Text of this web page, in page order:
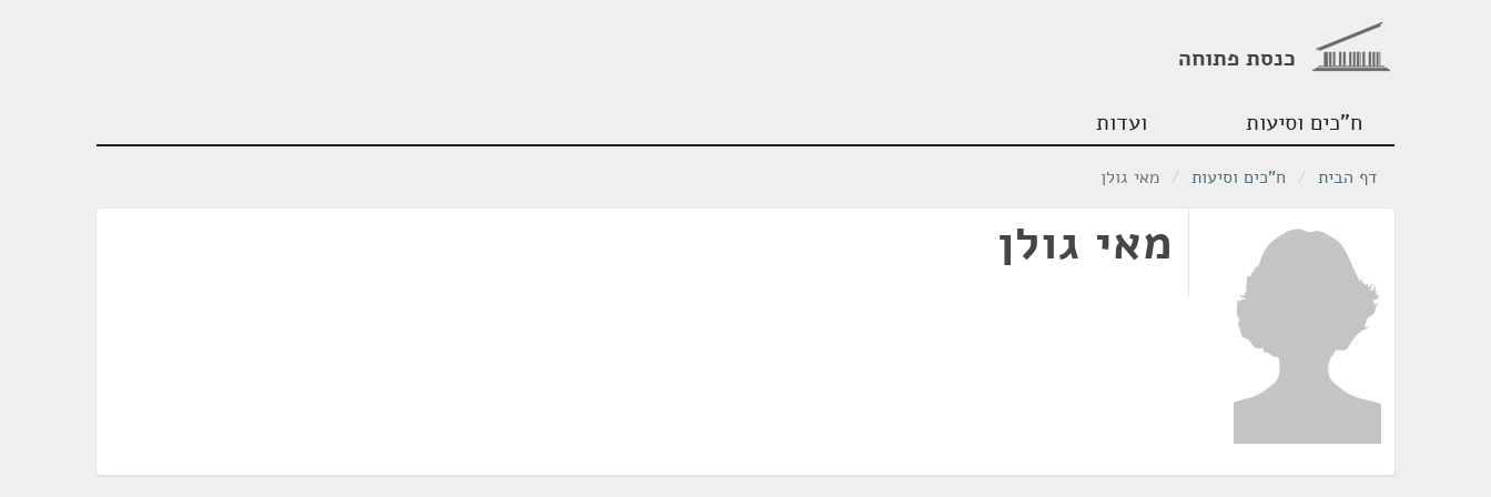
כנסת פתוחה
ח"כים וסיעות ועדות
דף הבית / ח"כים וסיעות / מאי גולן
מאי גולן